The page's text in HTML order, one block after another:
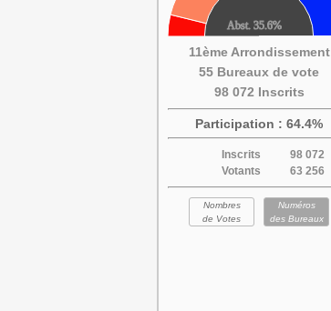
11ème Arrondissement
55 Bureaux de vote
98 072 Inscrits
Participation : 64.4%
Inscrits
98 072
Votants
63 256
Nombres
de Votes
Numéros
des Bureaux